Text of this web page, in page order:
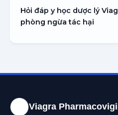
Hỏi đáp y học dược lý
phòng ngừa tác hại
Viagra